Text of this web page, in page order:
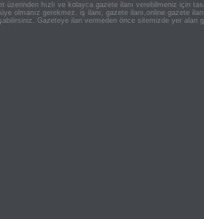
üzerinden hızlı ve kolayca gazete ilanı verebilmeniz için
olmanız gerekmez. iş ilanı, gazete ilanı,online gazete
Gazeteye ilan vermeden önce sitemizde yer alan